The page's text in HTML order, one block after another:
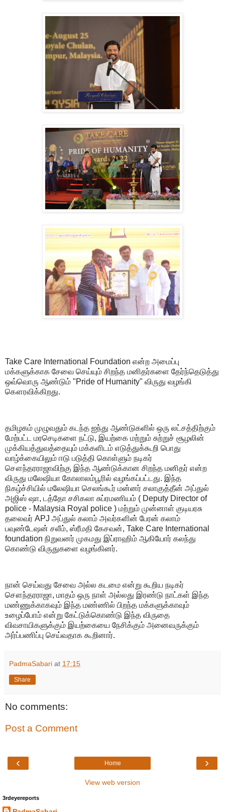
Take Care International Foundation என்ற அமைப்பு
மக்களுக்காக சேவை செய்யும் சிறந்த மனிதர்களை தேர்ந்தெடுத்து
ஒவ்வொரு ஆண்டும் "Pride of Humanity" விருது வழங்கி
கௌரவிக்கிறது.
தமிழகம் முழுவதும் கடந்த ஐந்து ஆண்டுகளில் ஒரு லட்சத்திற்கும்
மேற்பட்ட மரசெடிகளை நட்டு, இயற்கை மற்றும் சுற்றுச் சூழலின்
முக்கியத்துவத்தையும் மக்களிடம் எடுத்துக்கூறி பொது
வாழ்க்கையிலும் ஈடு படுத்தி கொள்ளும் நடிகர்
சௌந்தரராஜாவிற்கு இந்த ஆண்டுக்கான சிறந்த மனிதர் என்ற
விருது மலேஷியா கோலாலம்பூரில் வழங்கப்பட்டது. இந்த
நிகழ்ச்சியில் மலேஷியா செலங்கூர் மன்னர் சலாகுத்தீன் அப்துல்
அஜிஸ் ஷா, டத்தோ சசிகலா சுப்ரமணியம் ( Deputy Director of
police - Malaysia Royal police ) மற்றும் முன்னாள் குடியரசு
தலைவர் APJ அப்துல் கலாம் அவர்களின் பேரன் கலாம்
பவுண்டேஷன் சலீம், ஸ்ரீமதி கேசவன், Take Care International
foundation நிறுவனர் முகமது இப்ராஹிம் ஆகியோர் கலந்து
கொண்டு விருதுகளை வழங்கினர்.
நான் செய்வது சேவை அல்ல கடமை என்று கூறிய நடிகர்
சௌந்தரராஜா, மாதம் ஒரு நாள் அல்லது இரண்டு நாட்கள் இந்த
மண்ணுக்காகவும் இந்த மண்ணில் பிறந்த மக்களுக்காவும்
உழைப்போம் என்று கேட்டுக்கொண்டு இந்த விருதை
விவசாயிகளுக்கும் இயற்கையை நேசிக்கும் அனைவருக்கும்
அர்ப்பணிப்பு செய்வதாக கூறினார்.
PadmaSabari at 17:15
Share
No comments:
Post a Comment
‹ ›
Home
View web version
3rdeyereports